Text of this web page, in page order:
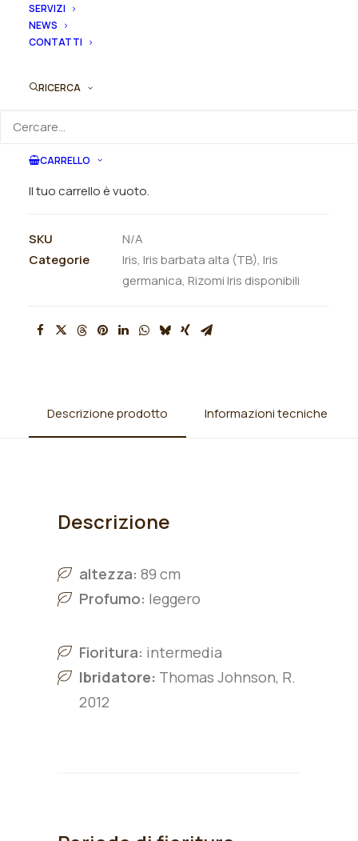
SERVIZI
NEWS
CONTATTI
RICERCA
CARRELLO
Il tuo carrello è vuoto.
"Daring
Deception"
Ordina subito questo prodotto!
Puoi acquistare ora questo prodotto contattandoci e
quantità
SKU
N/A
Categorie
Iris, Iris barbata alta (TB), Iris
germanica, Rizomi Iris disponibili
Descrizione prodotto Informazioni tecniche
Descrizione
altezza: 89 cm
Profumo: leggero
Fioritura: intermedia
Ibridatore: Thomas Johnson, R.
2012